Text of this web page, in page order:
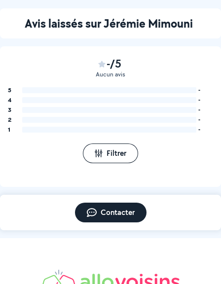
Avis laissés sur Jérémie Mimouni
-/5
Aucun avis
5
-
4
-
3
-
2
-
1
-
Filtrer
Contacter